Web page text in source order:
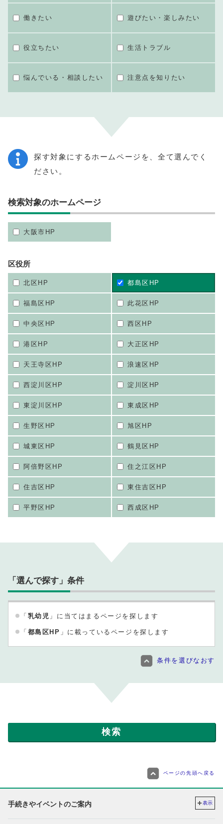
働きたい 遊びたい・楽しみたい
役立ちたい 生活トラブル
悩んでいる・相談したい 注意点を知りたい
探す対象にするホームページを、全て選んでく
ださい。
検索対象のホームページ
大阪市HP
区役所
北区HP 都島区HP
福島区HP 此花区HP
中央区HP 西区HP
港区HP 大正区HP
天王寺区HP 浪速区HP
西淀川区HP 淀川区HP
東淀川区HP 東成区HP
生野区HP 旭区HP
城東区HP 鶴見区HP
阿倍野区HP 住之江区HP
住吉区HP 東住吉区HP
平野区HP 西成区HP
「選んで探す」条件
「 乳幼児 」に当てはまるページを探します
「 都島区HP 」に載っているページを探します
条件を選びなおす
ページの先頭へ戻る
手続きやイベントのご案内 表示